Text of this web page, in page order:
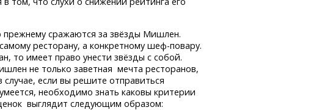
сражаются за звёзды Мишлен.
ресторану, а конкретномушеф-повару.
то имеет право унести звёзды с собой.
не только заветная мечта ресторанов,
случае, если вы решите отправиться
необходимо знать каковы критерии
выглядит следующим образом: